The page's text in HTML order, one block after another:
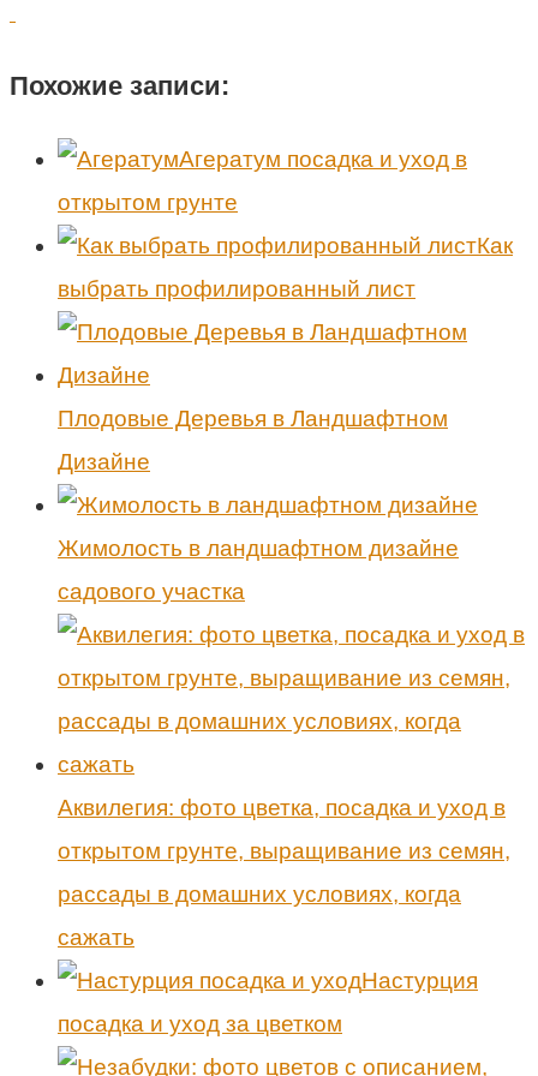
Похожие записи:
Агератум посадка и уход в
открытом грунте
Как
выбрать профилированный лист
Плодовые Деревья в Ландшафтном
Дизайне
Жимолость в ландшафтном дизайне
садового участка
Аквилегия: фото цветка, посадка и уход в
открытом грунте, выращивание из семян,
рассады в домашних условиях, когда
сажать
Настурция
посадка и уход за цветком